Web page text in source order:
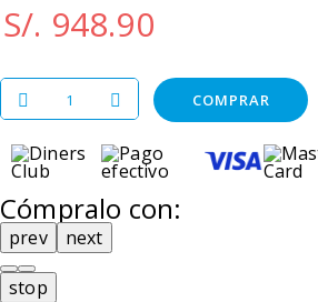
S/. 948.90
COMPRAR
Cómpralo con:
prev next
stop